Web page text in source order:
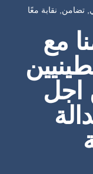
, تضامن, نقابة معًا
مع
اجل